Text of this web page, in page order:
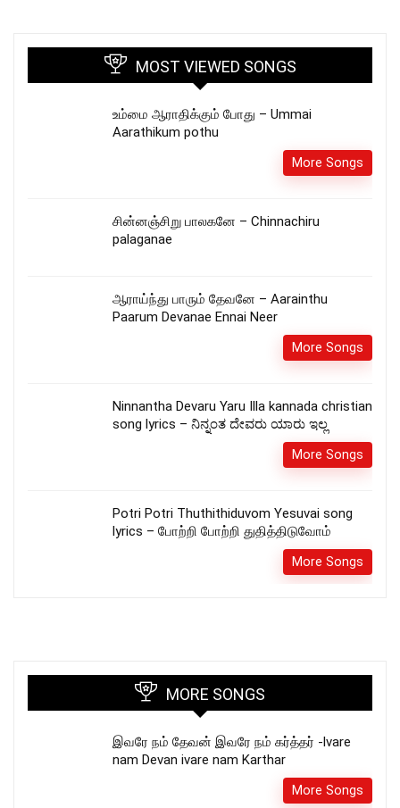
MOST VIEWED SONGS
உம்மை ஆராதிக்கும் போது – Ummai
Aarathikum pothu
More Songs
சின்னஞ்சிறு பாலகனே – Chinnachiru
palaganae
ஆராய்ந்து பாரும் தேவனே – Aarainthu
Paarum Devanae Ennai Neer
More Songs
Ninnantha Devaru Yaru Illa kannada christian
song lyrics – ನಿನ್ನಂತ ದೇವರು ಯಾರು ಇಲ್ಲ
More Songs
Potri Potri Thuthithiduvom Yesuvai song
lyrics – போற்றி போற்றி துதித்திடுவோம்
More Songs
MORE SONGS
இவரே நம் தேவன் இவரே நம் கர்த்தர் -lvare
nam Devan ivare nam Karthar
More Songs